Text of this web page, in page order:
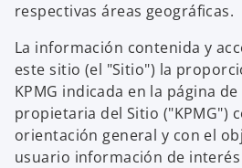
respectivas áreas geográficas.
La información contenida y
este sitio (el "Sitio") la
KPMG indicada en la página
propietaria del Sitio ("KPMG")
orientación general y con el
usuario información de